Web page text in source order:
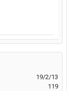
19/2/13
119